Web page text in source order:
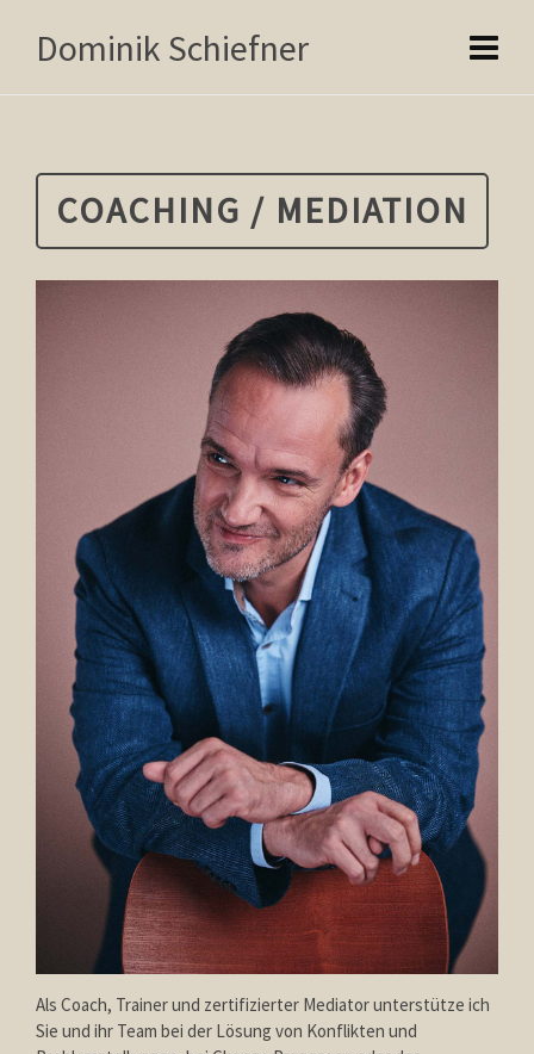
Dominik Schiefner
COACHING / MEDIATION
Als Coach, Trainer und zertifizierter Mediator unterstütze ich
Sie und ihr Team bei der Lösung von Konflikten und